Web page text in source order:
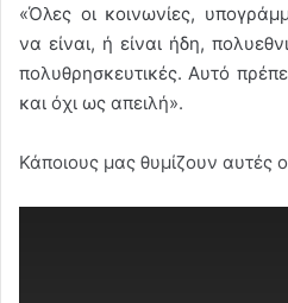
«Όλες οι κοινωνίες,
να είναι, ή είναι ήδη,
πολυθρησκευτικές. Αυτό
και όχι ως απειλή».
Κάποιους μας θυμίζουν αυτές